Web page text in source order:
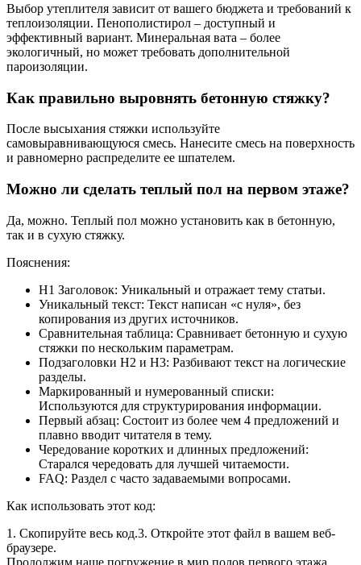
Выбор утеплителя зависит от вашего бюджета и требований к
теплоизоляции. Пенополистирол – доступный и
эффективный вариант. Минеральная вата – более
экологичный, но может требовать дополнительной
пароизоляции.
Как правильно выровнять бетонную стяжку?
После высыхания стяжки используйте
самовыравнивающуюся смесь. Нанесите смесь на поверхность
и равномерно распределите ее шпателем.
Можно ли сделать теплый пол на первом этаже?
Да, можно. Теплый пол можно установить как в бетонную,
так и в сухую стяжку.
Пояснения:
H1 Заголовок: Уникальный и отражает тему статьи.
Уникальный текст: Текст написан «с нуля», без
копирования из других источников.
Сравнительная таблица: Сравнивает бетонную и сухую
стяжки по нескольким параметрам.
Подзаголовки H2 и H3: Разбивают текст на логические
разделы.
Маркированный и нумерованный списки:
Используются для структурирования информации.
Первый абзац: Состоит из более чем 4 предложений и
плавно вводит читателя в тему.
Чередование коротких и длинных предложений:
Старался чередовать для лучшей читаемости.
FAQ: Раздел с часто задаваемыми вопросами.
Как использовать этот код:
1. Скопируйте весь код.3. Откройте этот файл в вашем веб-
браузере.
Продолжим наше погружение в мир полов первого этажа,